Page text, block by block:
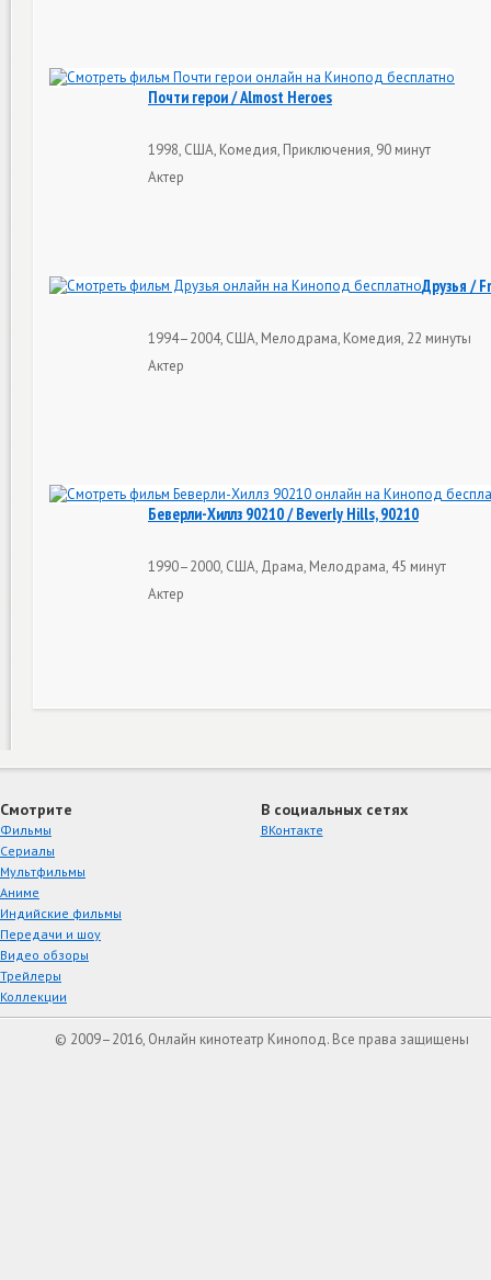
Почти герои / Almost Heroes
1998, США, Комедия, Приключения, 90 минут
Актер
Друзья /
1994–2004, США, Мелодрама, Комедия, 22 минуты
Актер
Беверли-Хиллз 90210 / Beverly Hills, 90210
1990–2000, США, Драма, Мелодрама, 45 минут
Актер
Смотрите
Фильмы
Сериалы
Мультфильмы
Аниме
Индийские фильмы
Передачи и шоу
Видео обзоры
Трейлеры
Коллекции
В социальных сетях
ВКонтакте
© 2009–2016, Онлайн кинотеатр Кинопод. Все права защищены